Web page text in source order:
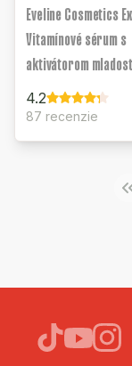
Eveline Cosmetics
Vitamínové sérum s
aktivátorom
4.2
87 recenzie